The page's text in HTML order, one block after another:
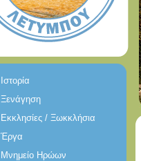
Ιστορία
Ξενάγηση
Εκκλησίες / Ξωκκλήσια
Έργα
Μνημείο Ηρώων